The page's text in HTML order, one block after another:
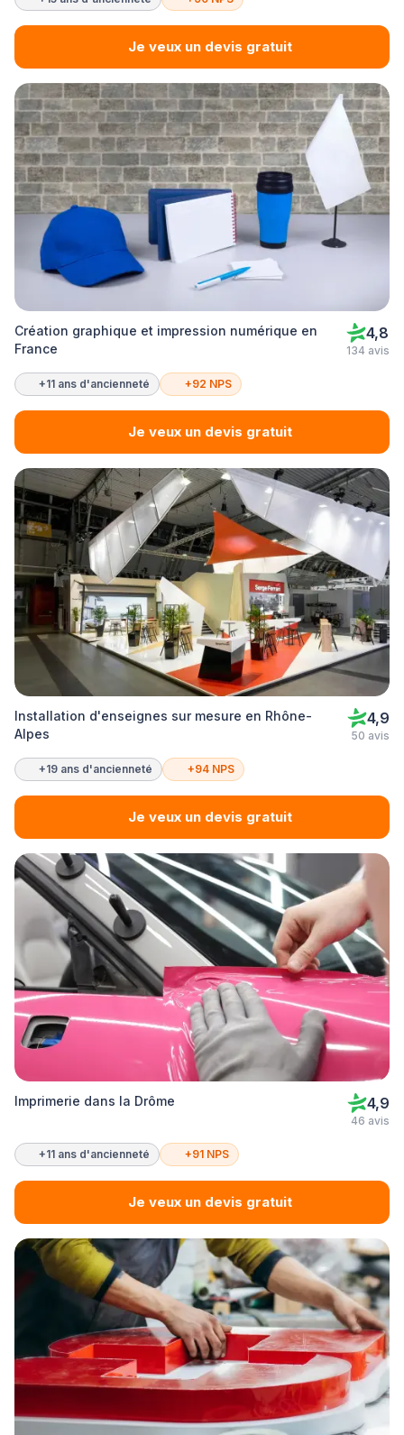
Je veux un devis gratuit
Création graphique et impression numérique en
France
4,8
134 avis
+11 ans d'ancienneté +92 NPS
Je veux un devis gratuit
Installation d'enseignes sur mesure en Rhône-
Alpes
4,9
50 avis
+19 ans d'ancienneté +94 NPS
Je veux un devis gratuit
Imprimerie dans la Drôme 4,9
46 avis
+11 ans d'ancienneté +91 NPS
Je veux un devis gratuit